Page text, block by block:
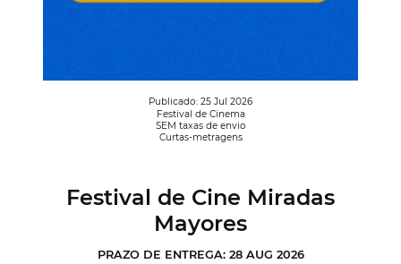
Publicado: 25 Jul 2026
Festival de Cinema
SEM taxas de envio
Curtas-metragens
Festival de Cine Miradas
Mayores
PRAZO DE ENTREGA: 28 AUG 2026